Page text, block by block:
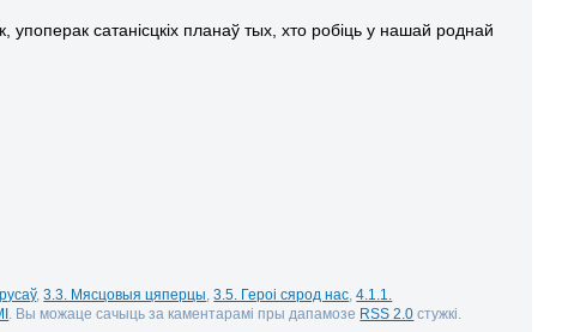
сатанісцкіх планаў тых, хто робіць у нашай роднай
,3.3. Мясцовыя цяперцы ,3.5. Героі сярод нас ,4.1.1.
. Вы можаце сачыць за каментарамі пры дапамозе RSS 2.0 стужкі.